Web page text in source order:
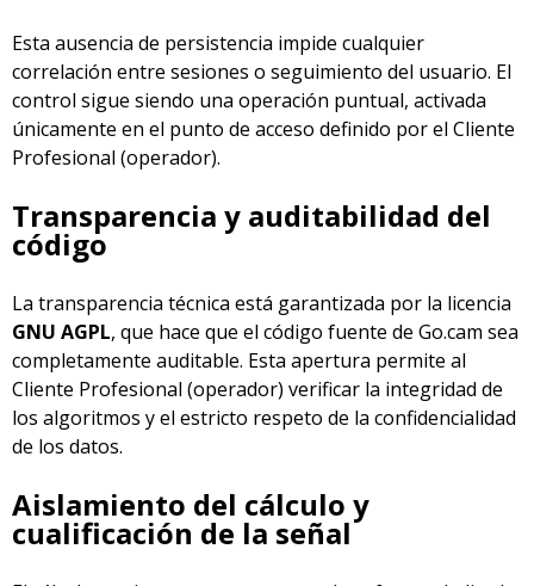
Esta ausencia de persistencia impide cualquier
correlación entre sesiones o seguimiento del usuario. El
control sigue siendo una operación puntual, activada
únicamente en el punto de acceso definido por el Cliente
Profesional (operador).
Transparencia y auditabilidad del
código
La transparencia técnica está garantizada por la licencia
GNU AGPL, que hace que el código fuente de Go.cam sea
completamente auditable. Esta apertura permite al
Cliente Profesional (operador) verificar la integridad de
los algoritmos y el estricto respeto de la confidencialidad
de los datos.
Aislamiento del cálculo y
cualificación de la señal